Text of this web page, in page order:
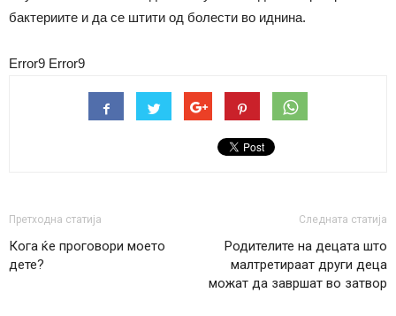
бактериите и да се штити од болести во иднина.
Error9 Error9
Претходна статија
Кога ќе проговори моето
дете?
Следната статија
Родителите на децата што
малтретираат други деца
можат да завршат во затвор